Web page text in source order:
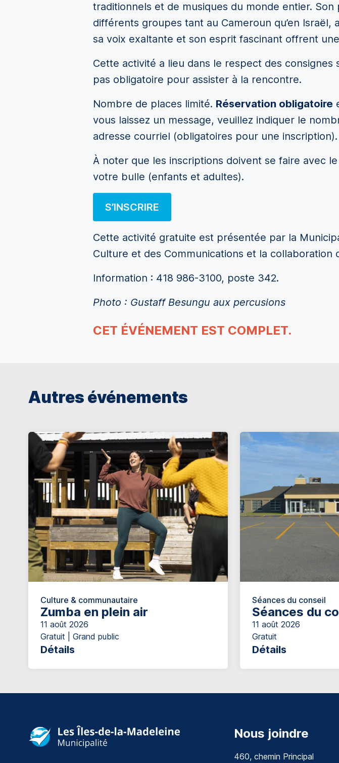
traditionnels et de musiques du monde entier.
différents groupes tant au Cameroun qu’en Israël,
sa voix exaltante et son esprit fascinant offrent
Cette activité a lieu dans le respect des consignes
pas obligatoire pour assister à la rencontre.
Nombre de places limité. Réservation obligatoire
vous laissez un message, veuillez indiquer le
adresse courriel (obligatoires pour une inscription).
À noter que les inscriptions doivent se faire avec
votre bulle (enfants et adultes).
S’INSCRIRE
Cette activité gratuite est présentée par la
Culture et des Communications et la
Information : 418 986-3100, poste 342.
Photo : Gustaff Besungu aux percusions
CET ÉVÉNEMENT EST COMPLET.
Autres événements
Culture & communautaire
Zumba en plein air
11 août 2026
Gratuit | Grand public
Détails
Séances du conseil
Séances du
11 août 2026
Gratuit
Détails
Nous joindre
460, chemin Principal